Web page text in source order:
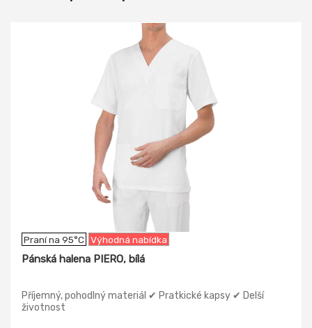
Praní na 95°C Výhodná nabídka
Pánská halena PIERO, bílá
Příjemný, pohodlný materiál ✔ Pratkické kapsy ✔ Delší
životnost